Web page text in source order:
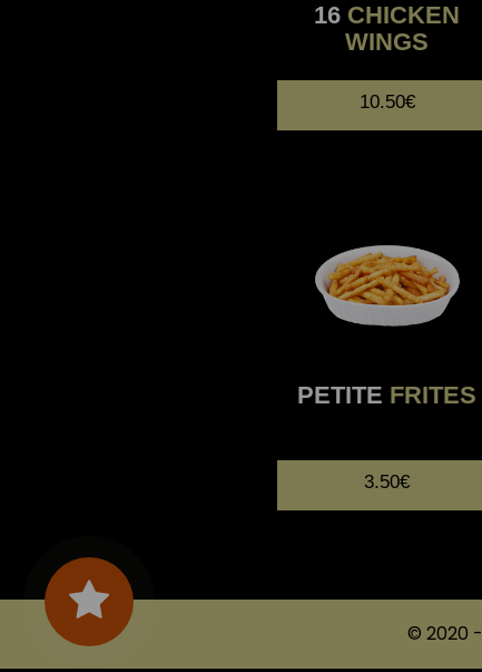
16 CHICKEN
WINGS
10.50€
PETITE FRITES
3.50€
© 2020 -